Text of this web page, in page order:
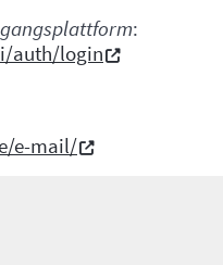
:
auth/login
e-mail/